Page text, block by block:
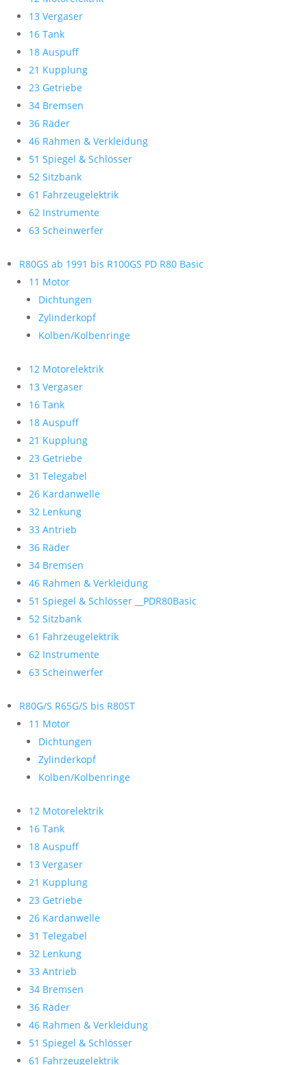
13 Vergaser
16 Tank
18 Auspuff
21 Kupplung
23 Getriebe
34 Bremsen
36 Räder
46 Rahmen & Verkleidung
51 Spiegel & Schlösser
52 Sitzbank
61 Fahrzeugelektrik
62 Instrumente
63 Scheinwerfer
R80GS ab 1991 bis R100GS PD R80 Basic
11 Motor
Dichtungen
Zylinderkopf
Kolben/Kolbenringe
12 Motorelektrik
13 Vergaser
16 Tank
18 Auspuff
21 Kupplung
23 Getriebe
31 Telegabel
26 Kardanwelle
32 Lenkung
33 Antrieb
36 Räder
34 Bremsen
46 Rahmen & Verkleidung
51 Spiegel & Schlösser __PDR80Basic
52 Sitzbank
61 Fahrzeugelektrik
62 Instrumente
63 Scheinwerfer
R80G/S R65G/S bis R80ST
11 Motor
Dichtungen
Zylinderkopf
Kolben/Kolbenringe
12 Motorelektrik
16 Tank
18 Auspuff
13 Vergaser
21 Kupplung
23 Getriebe
26 Kardanwelle
31 Telegabel
32 Lenkung
33 Antrieb
34 Bremsen
36 Räder
46 Rahmen & Verkleidung
51 Spiegel & Schlösser
61 Fahrzeugelektrik